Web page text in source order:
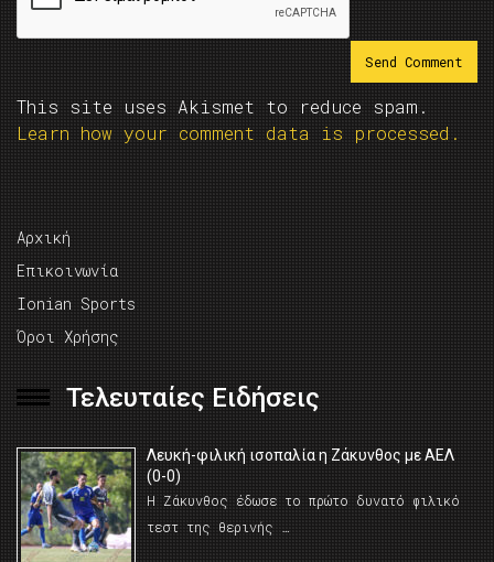
This site uses Akismet to reduce spam.
Learn how your comment data is processed.
Αρχική
Επικοινωνία
Ionian Sports
Όροι Χρήσης
Τελευταίες Ειδήσεις
Λευκή-φιλική ισοπαλία η Ζάκυνθος με ΑΕΛ
(0-0)
Η Ζάκυνθος έδωσε το πρώτο δυνατό φιλικό
τεστ της θερινής …